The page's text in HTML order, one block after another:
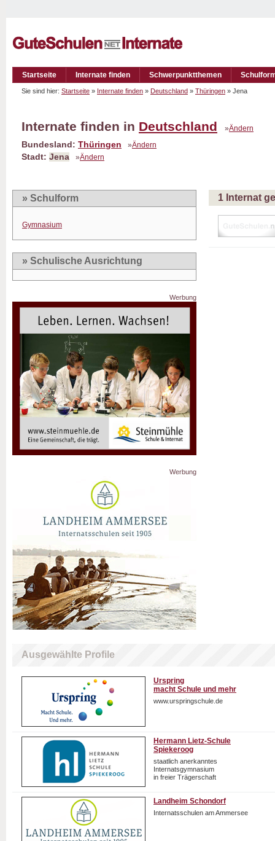
Startseite Internate finden Schwerpunktthemen
Sie sind hier: Startseite » Internate finden » Deutschland » Thüringen » Jena
Internate finden in Deutschland »Ändern
Bundesland: Thüringen »Ändern
Stadt: Jena »Ändern
» Schulform
Gymnasium
» Schulische Ausrichtung
Werbung
Werbung
1 Internat
Ausgewählte Profile
Urspring
macht Schule und mehr
www.urspringschule.de
Hermann Lietz-Schule
Spiekeroog
staatlich anerkanntes
Internatsgymnasium
in freier Trägerschaft
Landheim Schondorf
Internatsschulen am Ammersee